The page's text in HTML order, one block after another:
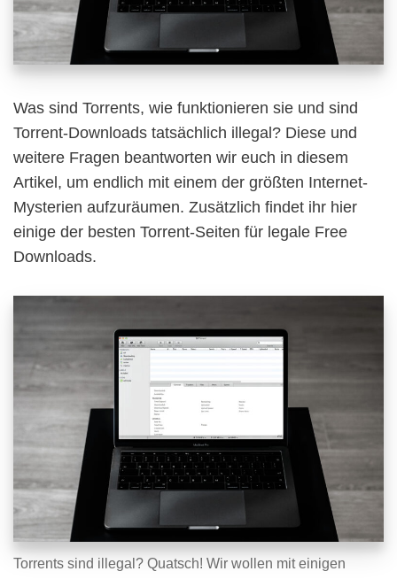
Was sind Torrents, wie funktionieren sie und sind
Torrent-Downloads tatsächlich illegal? Diese und
weitere Fragen beantworten wir euch in diesem
Artikel, um endlich mit einem der größten Internet-
Mysterien aufzuräumen. Zusätzlich findet ihr hier
einige der besten Torrent-Seiten für legale Free
Downloads.
Torrents sind illegal? Quatsch! Wir wollen mit einigen